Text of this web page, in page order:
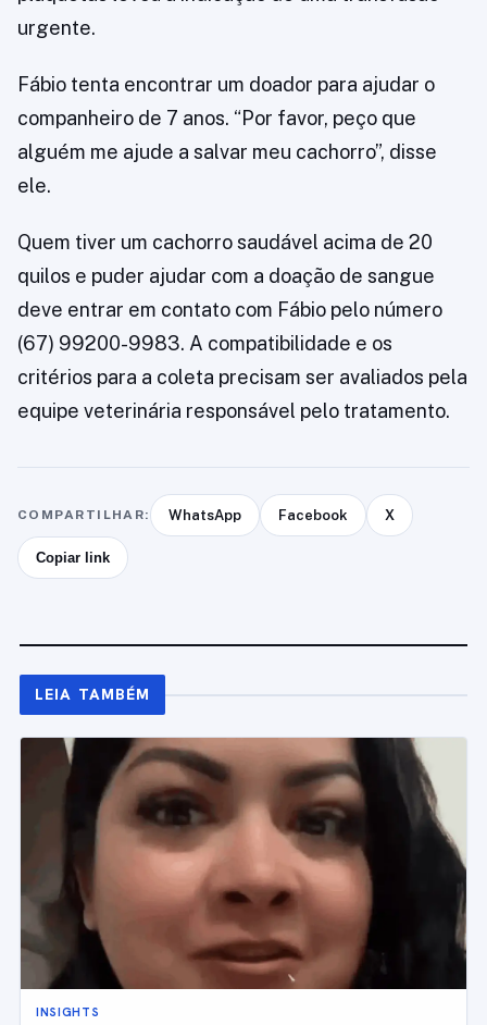
urgente.
Fábio tenta encontrar um doador para ajudar o
companheiro de 7 anos. “Por favor, peço que
alguém me ajude a salvar meu cachorro”, disse
ele.
Quem tiver um cachorro saudável acima de 20
quilos e puder ajudar com a doação de sangue
deve entrar em contato com Fábio pelo número
(67) 99200-9983. A compatibilidade e os
critérios para a coleta precisam ser avaliados pela
equipe veterinária responsável pelo tratamento.
COMPARTILHAR: WhatsApp Facebook X
Copiar link
LEIA TAMBÉM
INSIGHTS